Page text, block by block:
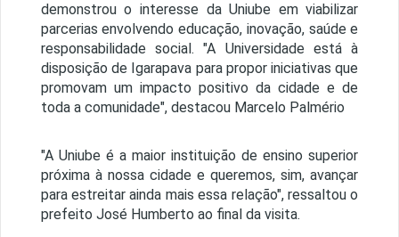
demonstrou o interesse da Uniube em viabilizar
parcerias envolvendo educação, inovação, saúde e
responsabilidade social. "A Universidade está à
disposição de Igarapava para propor iniciativas que
promovam um impacto positivo da cidade e de
toda a comunidade", destacou Marcelo Palmério
"A Uniube é a maior instituição de ensino superior
próxima à nossa cidade e queremos, sim, avançar
para estreitar ainda mais essa relação", ressaltou o
prefeito José Humberto ao final da visita.